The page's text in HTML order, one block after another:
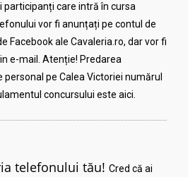
participanți care intră în cursa
vor fi anunțați pe contul de
Facebook ale Cavaleria.ro, dar vor fi
e-mail. Atenție! Predarea
pe Calea Victoriei numărul
concursului este aici.
telefonului tău! Cred că ai